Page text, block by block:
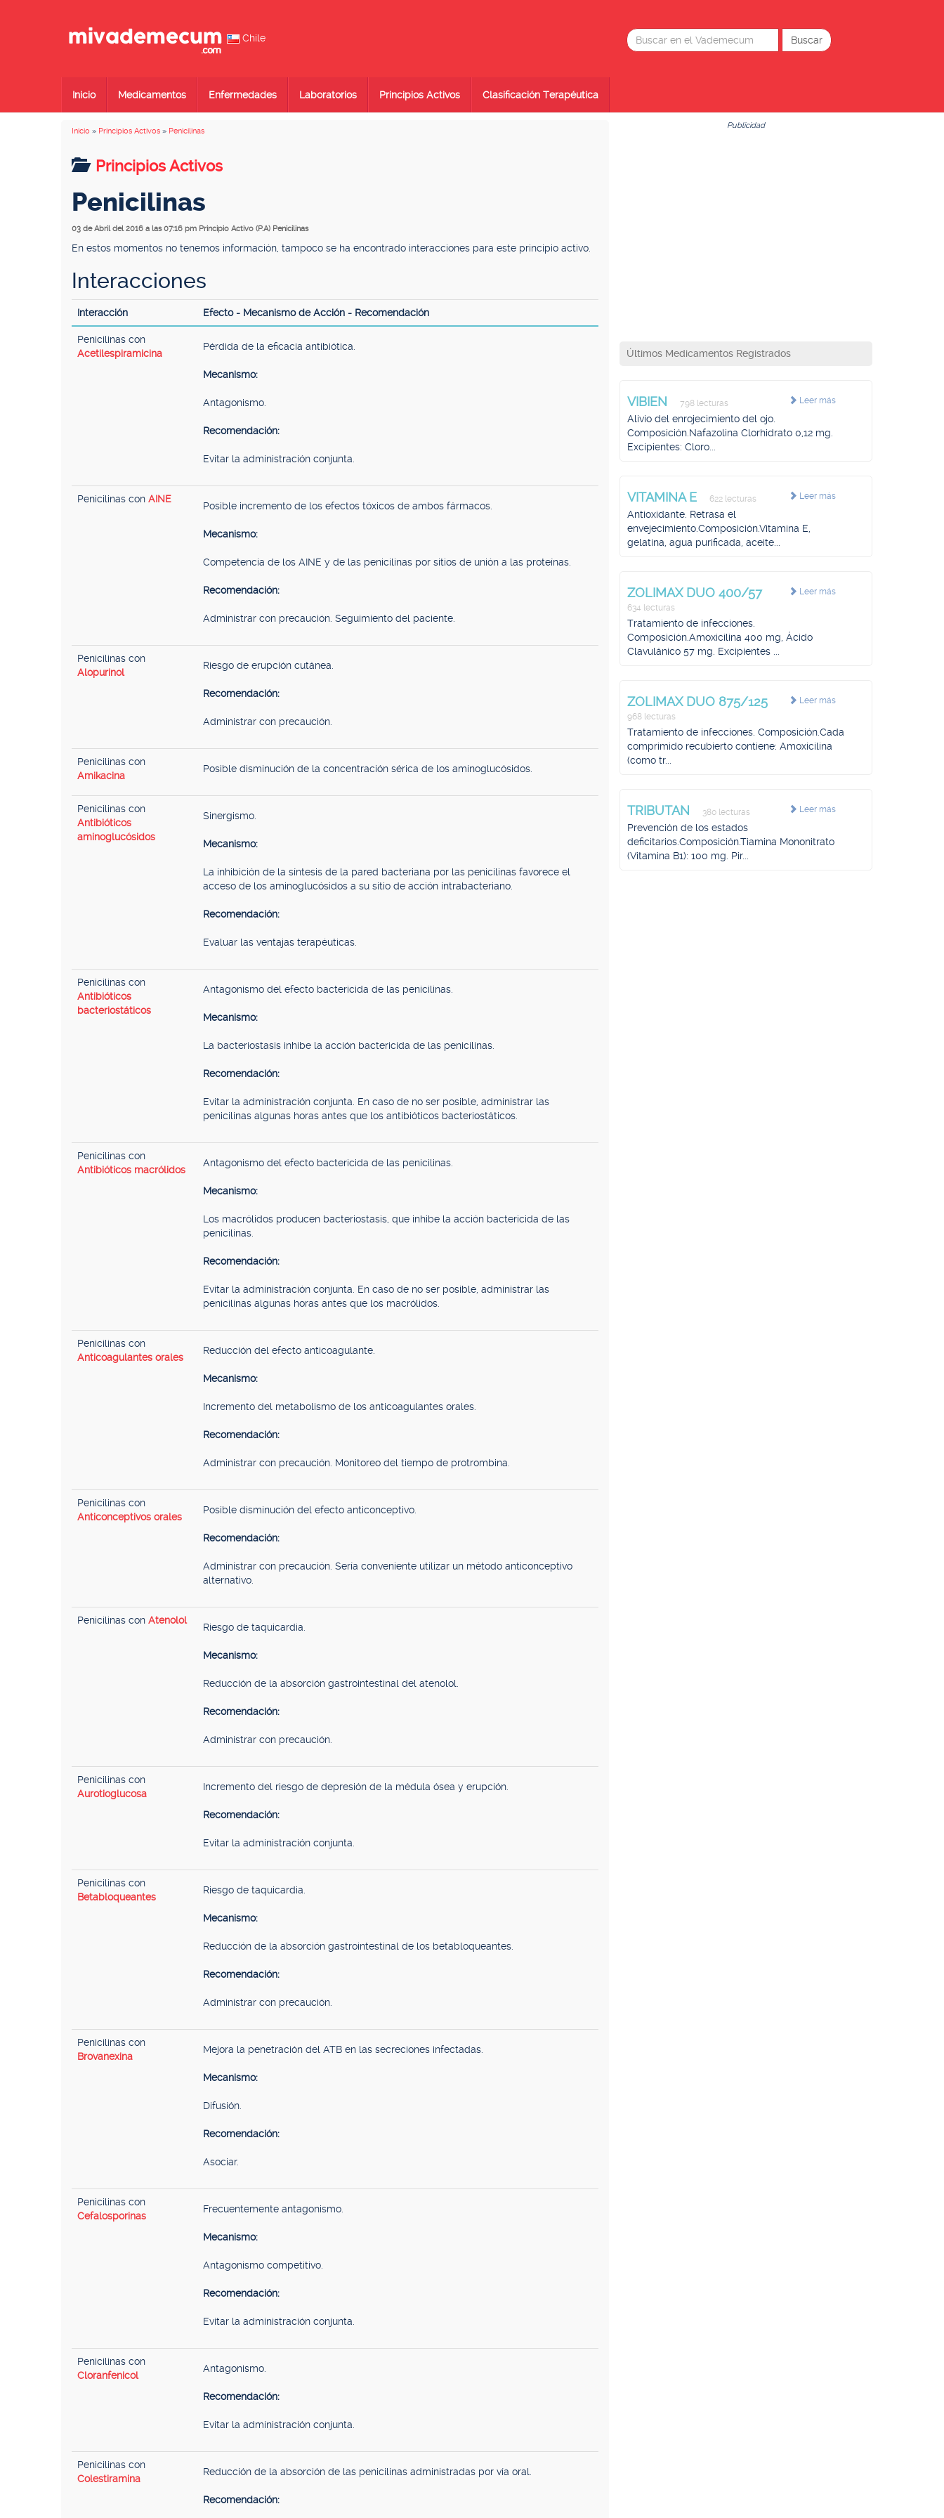
Chile
Inicio Medicamentos Enfermedades Laboratorios Principios Activos Clasificación Terapéutica
Inicio » Principios Activos » Penicilinas
Principios Activos
Penicilinas
03 de Abril del 2016 a las 07:16 pm Principio Activo (P.A) Penicilinas
En estos momentos no tenemos información, tampoco se ha encontrado interacciones para este principio activo.
Interacciones
Interacción Efecto - Mecanismo de Acción - Recomendación
Penicilinas con
Acetilespiramicina
Pérdida de la eficacia antibiótica.
Mecanismo:
Antagonismo.
Recomendación:
Evitar la administración conjunta.
Penicilinas con AINE
Posible incremento de los efectos tóxicos de ambos fármacos.
Mecanismo:
Competencia de los AINE y de las penicilinas por sitios de unión a las proteínas.
Recomendación:
Administrar con precaución. Seguimiento del paciente.
Penicilinas con
Alopurinol
Riesgo de erupción cutánea.
Recomendación:
Administrar con precaución.
Penicilinas con
Amikacina
Posible disminución de la concentración sérica de los aminoglucósidos.
Penicilinas con
Antibióticos
aminoglucósidos
Sinergismo.
Mecanismo:
La inhibición de la síntesis de la pared bacteriana por las penicilinas favorece el
acceso de los aminoglucósidos a su sitio de acción intrabacteriano.
Recomendación:
Evaluar las ventajas terapéuticas.
Penicilinas con
Antibióticos
bacteriostáticos
Antagonismo del efecto bactericida de las penicilinas.
Mecanismo:
La bacteriostasis inhibe la acción bactericida de las penicilinas.
Recomendación:
Evitar la administración conjunta. En caso de no ser posible, administrar las
penicilinas algunas horas antes que los antibióticos bacteriostáticos.
Penicilinas con
Antibióticos macrólidos
Antagonismo del efecto bactericida de las penicilinas.
Mecanismo:
Los macrólidos producen bacteriostasis, que inhibe la acción bactericida de las
penicilinas.
Recomendación:
Evitar la administración conjunta. En caso de no ser posible, administrar las
penicilinas algunas horas antes que los macrólidos.
Penicilinas con
Anticoagulantes orales
Reducción del efecto anticoagulante.
Mecanismo:
Incremento del metabolismo de los anticoagulantes orales.
Recomendación:
Administrar con precaución. Monitoreo del tiempo de protrombina.
Penicilinas con
Anticonceptivos orales
Posible disminución del efecto anticonceptivo.
Recomendación:
Administrar con precaución. Sería conveniente utilizar un método anticonceptivo
alternativo.
Penicilinas con Atenolol
Riesgo de taquicardia.
Mecanismo:
Reducción de la absorción gastrointestinal del atenolol.
Recomendación:
Administrar con precaución.
Penicilinas con
Aurotioglucosa
Incremento del riesgo de depresión de la médula ósea y erupción.
Recomendación:
Evitar la administración conjunta.
Penicilinas con
Betabloqueantes
Riesgo de taquicardia.
Mecanismo:
Reducción de la absorción gastrointestinal de los betabloqueantes.
Recomendación:
Administrar con precaución.
Penicilinas con
Brovanexina
Mejora la penetración del ATB en las secreciones infectadas.
Mecanismo:
Difusión.
Recomendación:
Asociar.
Penicilinas con
Cefalosporinas
Frecuentemente antagonismo.
Mecanismo:
Antagonismo competitivo.
Recomendación:
Evitar la administración conjunta.
Penicilinas con
Cloranfenicol
Antagonismo.
Recomendación:
Evitar la administración conjunta.
Penicilinas con
Colestiramina
Reducción de la absorción de las penicilinas administradas por vía oral.
Recomendación:
Publicidad
Últimos Medicamentos Registrados
Leer más
VIBIEN 798 lecturas
Alivio del enrojecimiento del ojo.
Composición.Nafazolina Clorhidrato 0,12 mg.
Excipientes: Cloro...
Leer más
VITAMINA E 622 lecturas
Antioxidante. Retrasa el
envejecimiento.Composición.Vitamina E,
gelatina, agua purificada, aceite...
Leer más
ZOLIMAX DUO 400/57
634 lecturas
Tratamiento de infecciones.
Composición.Amoxicilina 400 mg, Ácido
Clavulánico 57 mg. Excipientes ...
Leer más
ZOLIMAX DUO 875/125
968 lecturas
Tratamiento de infecciones. Composición.Cada
comprimido recubierto contiene: Amoxicilina
(como tr...
Leer más
TRIBUTAN 380 lecturas
Prevención de los estados
deficitarios.Composición.Tiamina Mononitrato
(Vitamina B1): 100 mg. Pir...